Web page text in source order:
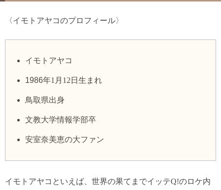
〈イモトアヤコのプロフィール〉
イモトアヤコ
1986年1 月 12 日生まれ
鳥取県出身
文教大学情報学部卒
安室奈美恵の大ファン
イモトアヤコといえば、世界の果てまでイッテQ!のロケ内